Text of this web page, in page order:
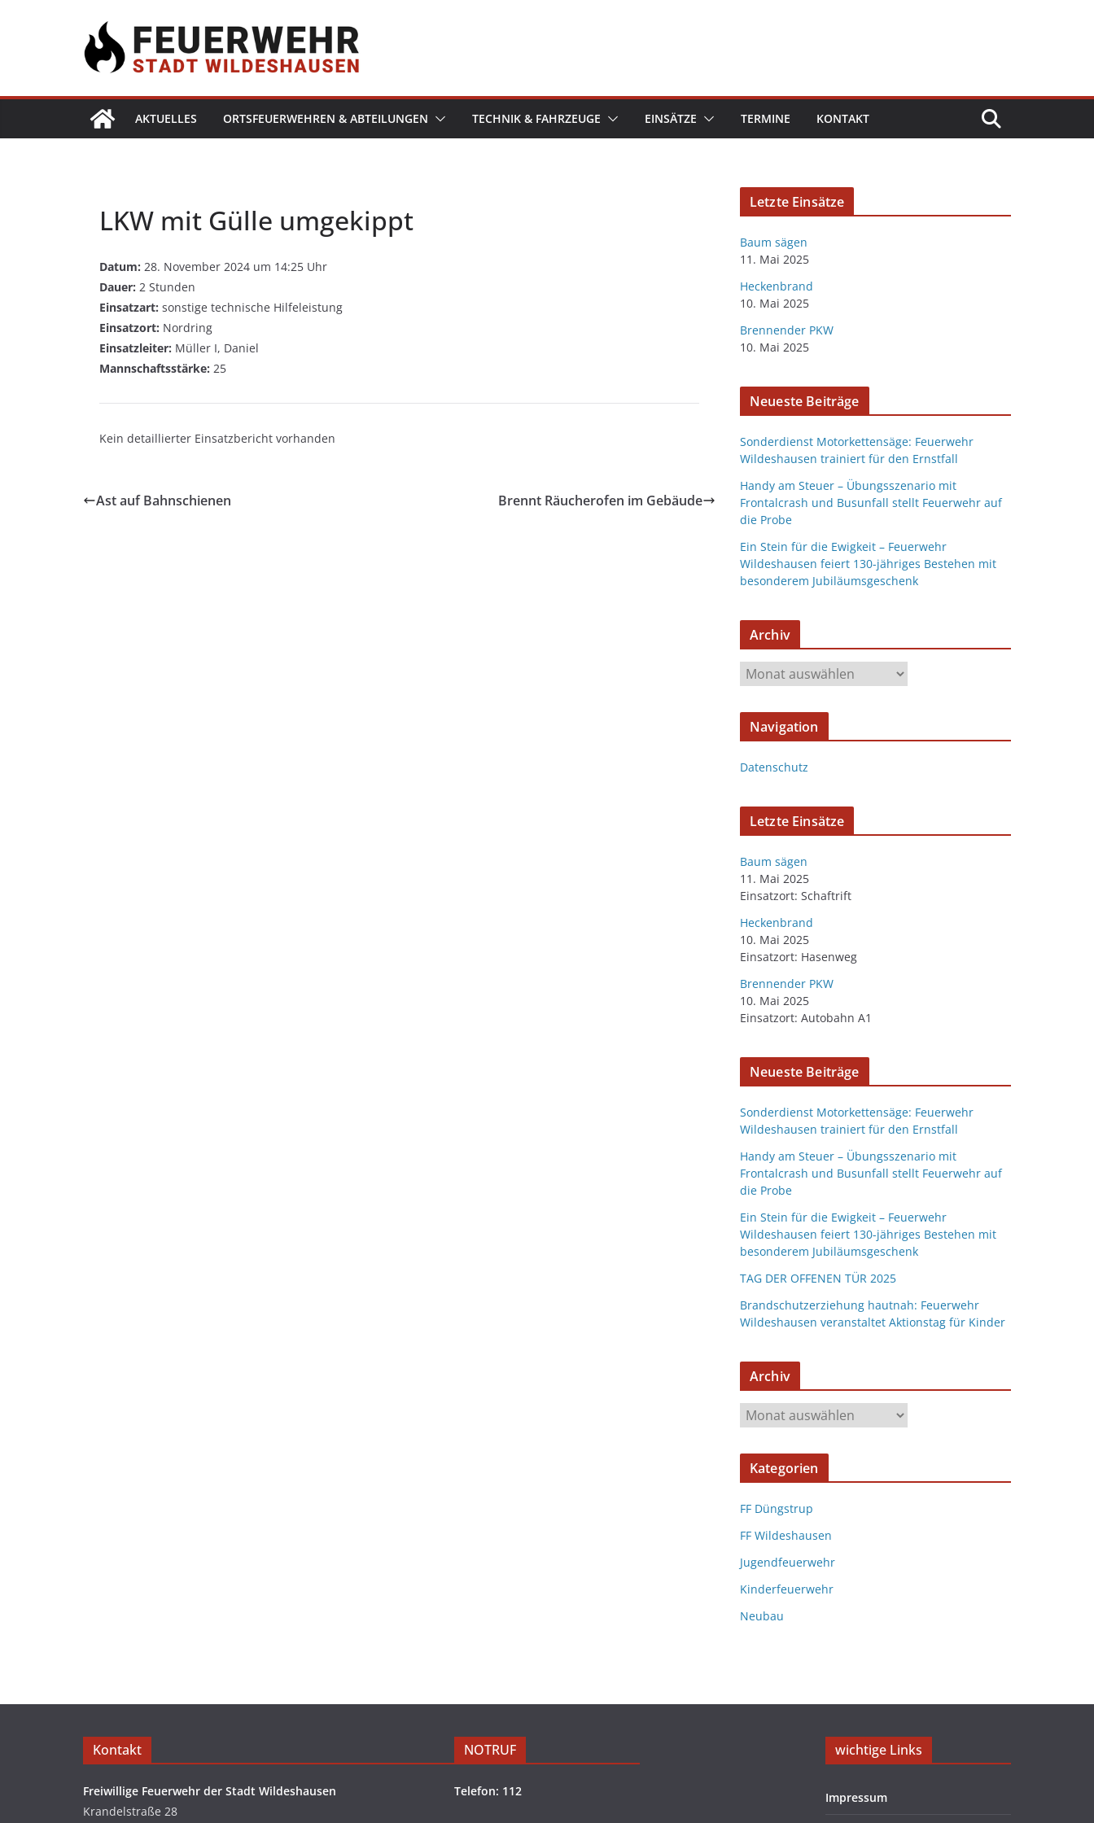
AKTUELLES ORTSFEUERWEHREN & ABTEILUNGEN TECHNIK & FAHRZEUGE EINSÄTZE TERMINE KONTAKT
LKW mit Gülle umgekippt
Datum: 28. November 2024 um 14:25 Uhr
Dauer: 2 Stunden
Einsatzart: sonstige technische Hilfeleistung
Einsatzort: Nordring
Einsatzleiter: Müller I, Daniel
Mannschaftsstärke: 25
Kein detaillierter Einsatzbericht vorhanden
Ast auf Bahnschienen Brennt Räucherofen im Gebäude
Letzte Einsätze
Baum sägen
11. Mai 2025
Heckenbrand
10. Mai 2025
Brennender PKW
10. Mai 2025
Neueste Beiträge
Sonderdienst Motorkettensäge: Feuerwehr
Wildeshausen trainiert für den Ernstfall
Handy am Steuer – Übungsszenario mit
Frontalcrash und Busunfall stellt Feuerwehr auf
die Probe
Ein Stein für die Ewigkeit – Feuerwehr
Wildeshausen feiert 130-jähriges Bestehen mit
besonderem Jubiläumsgeschenk
Archiv
Navigation
Datenschutz
Letzte Einsätze
Baum sägen
11. Mai 2025
Einsatzort: Schaftrift
Heckenbrand
10. Mai 2025
Einsatzort: Hasenweg
Brennender PKW
10. Mai 2025
Einsatzort: Autobahn A1
Neueste Beiträge
Sonderdienst Motorkettensäge: Feuerwehr
Wildeshausen trainiert für den Ernstfall
Handy am Steuer – Übungsszenario mit
Frontalcrash und Busunfall stellt Feuerwehr auf
die Probe
Ein Stein für die Ewigkeit – Feuerwehr
Wildeshausen feiert 130-jähriges Bestehen mit
besonderem Jubiläumsgeschenk
TAG DER OFFENEN TÜR 2025
Brandschutzerziehung hautnah: Feuerwehr
Wildeshausen veranstaltet Aktionstag für Kinder
Archiv
Kategorien
FF Düngstrup
FF Wildeshausen
Jugendfeuerwehr
Kinderfeuerwehr
Neubau
Kontakt
Freiwillige Feuerwehr der Stadt Wildeshausen
Krandelstraße 28
NOTRUF
Telefon: 112
wichtige Links
Impressum